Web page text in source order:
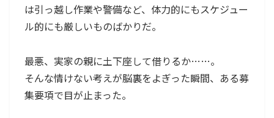
は引っ越し作業や警備など、体力的にもスケジュー
ル的にも厳しいものばかりだ。
最悪、実家の親に土下座して借りるか……。
そんな情けない考えが脳裏をよぎった瞬間、ある募
集要項で目が止まった。